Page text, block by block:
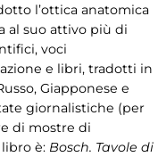
l’ottica anatomica
al suo attivo più di
voci
e libri, tradotti in
Giapponese e
giornalistiche (per
di mostre di
è: Bosch. Tavole di